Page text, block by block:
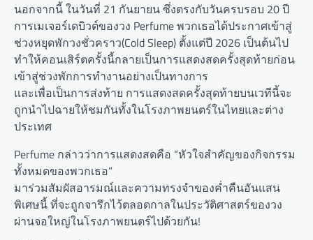
นอกจากนี้ ในวันที่ 21 กันยายน ซึ่งตรงกับวันครบรอบ 20 ปี
การเมเจอร์เดบิวต์ของวง Perfume พวกเธอได้ประกาศเข้าสู่
ช่วงหยุดพักวงชั่วคราว(Cold Sleep) ตั้งแต่ปี 2026 เป็นต้นไป
ทำให้คอนเสิร์ตครั้งนี้กลายเป็นการแสดงสดครั้งสุดท้ายก่อน
เข้าสู่ช่วงพักการทำงานอย่างเป็นทางการ
และเพื่อเป็นการส่งท้าย การแสดงสดครั้งสุดท้ายบนเวทีนี้จะ
ถูกนำไปฉายให้ชมกันทั้งในโรงภาพยนตร์ในไทยและต่าง
ประเทศ
Perfume กล่าวว่าการแสดงสดคือ “หัวใจสำคัญของกิจกรรม
ทั้งหมดของพวกเธอ”
มาร่วมสัมผัสอารมณ์และความทรงจำของค่ำคืนอันแสน
พิเศษนี้ ที่จะถูกจารึกไว้ตลอดกาลในประวัติศาสตร์ของวง
ผ่านจอใหญ่ในโรงภาพยนตร์ไปด้วยกัน!